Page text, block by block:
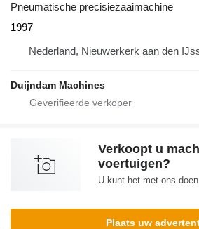
Pneumatische precisiezaaimachine
1997
Nederland, Nieuwerkerk aan den
Duijndam Machines
Verkoopt u
voertuigen?
U kunt het met ons
Plaats uw